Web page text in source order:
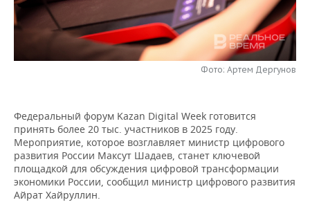
НЕФТЕХИМИЯ
НЕФТЬ
РОЗНИЧНАЯ ТОРГОВЛЯ
ТРАНСПОРТ
НОВОСТИ ТЕХНОЛОГИЙ
IT
ТЕЛЕКОММУНИКАЦИИ
МЕРОПРИЯТИЯ
НОВОСТИ МЕРОПРИЯТИЙ
БИЗНЕС-БРАНЧИ
ONLINE-КОНФЕРЕНЦИИ
ОТКРЫТАЯ ЛЕКЦИЯ
СПОРТ
ФУТБОЛ
ХОККЕЙ
БАСКЕТБОЛ
НОВОСТИ ОБЩЕСТВА
ВЛАСТЬ
ИНФРАСТРУКТУРА
ФОТОГАЛЕРЕЯ
СЮЖЕТЫ
СПРАВОЧНИК
Фото: Артем Дергунов
Федеральный форум Kazan Digital Week готовится
принять более 20 тыс. участников в 2025 году.
Мероприятие, которое возглавляет министр цифрового
развития России Максут Шадаев, станет ключевой
площадкой для обсуждения цифровой трансформации
экономики России, сообщил министр цифрового развития
Айрат Хайруллин.